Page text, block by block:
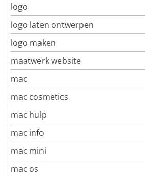
logo
logo laten ontwerpen
logo maken
maatwerk website
mac
mac cosmetics
mac hulp
mac info
mac mini
mac os